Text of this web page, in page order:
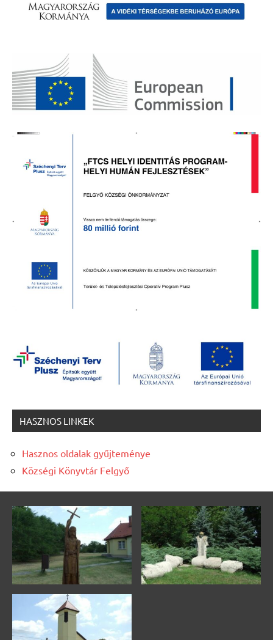
HASZNOS LINKEK
Hasznos oldalak gyűjteménye
Községi Könyvtár Felgyő